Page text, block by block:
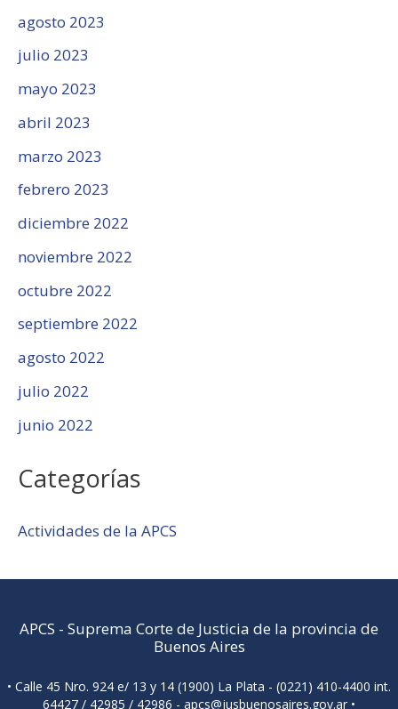
agosto 2023
julio 2023
mayo 2023
abril 2023
marzo 2023
febrero 2023
diciembre 2022
noviembre 2022
octubre 2022
septiembre 2022
agosto 2022
julio 2022
junio 2022
Categorías
Actividades de la APCS
APCS - Suprema Corte de Justicia de la provincia de
Buenos Aires
• Calle 45 Nro. 924 e/ 13 y 14 (1900) La Plata - (0221) 410-4400 int.
64427 / 42985 / 42986 - apcs@jusbuenosaires.gov.ar •